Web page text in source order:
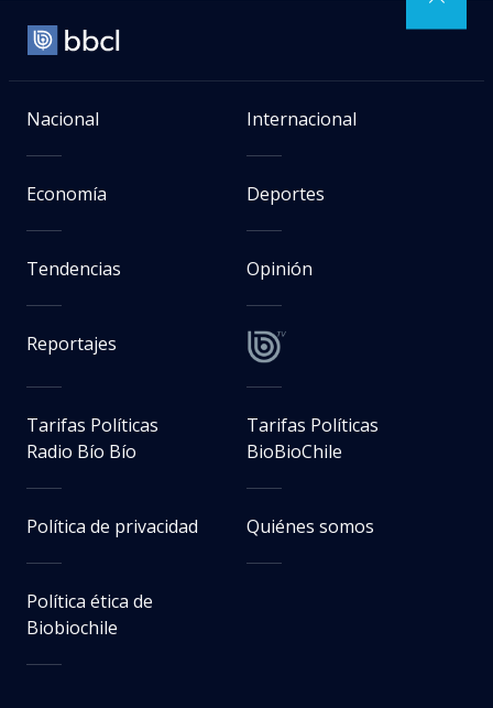
Nacional Internacional
Economía Deportes
Tendencias Opinión
Reportajes
Tarifas Políticas
Radio Bío Bío
Tarifas Políticas
BioBioChile
Política de privacidad Quiénes somos
Política ética de
Biobiochile